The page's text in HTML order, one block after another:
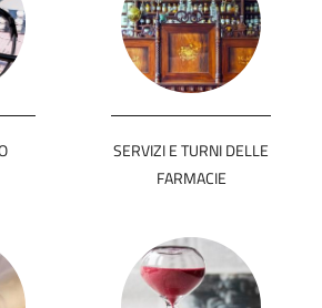
SERVIZI E TURNI DELLE
FARMACIE